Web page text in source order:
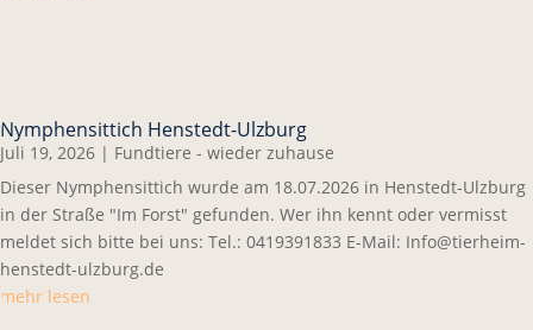
Nymphensittich Henstedt-Ulzburg
Juli 19, 2026 | Fundtiere - wieder zuhause
Dieser Nymphensittich wurde am 18.07.2026 in Henstedt-Ulzburg
in der Straße "Im Forst" gefunden. Wer ihn kennt oder vermisst
meldet sich bitte bei uns: Tel.: 0419391833 E-Mail: Info@tierheim-
henstedt-ulzburg.de
mehr lesen